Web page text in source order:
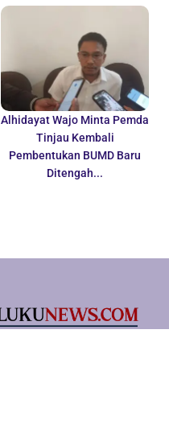
Alhidayat Wajo Minta Pemda
Tinjau Kembali
Pembentukan BUMD Baru
Ditengah...